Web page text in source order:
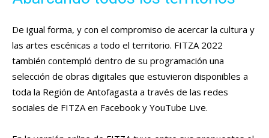
De igual forma, y con el compromiso de acercar la cultura y
las artes escénicas a todo el territorio. FITZA 2022
también contempló dentro de su programación una
selección de obras digitales que estuvieron disponibles a
toda la Región de Antofagasta a través de las redes
sociales de FITZA en Facebook y YouTube Live.